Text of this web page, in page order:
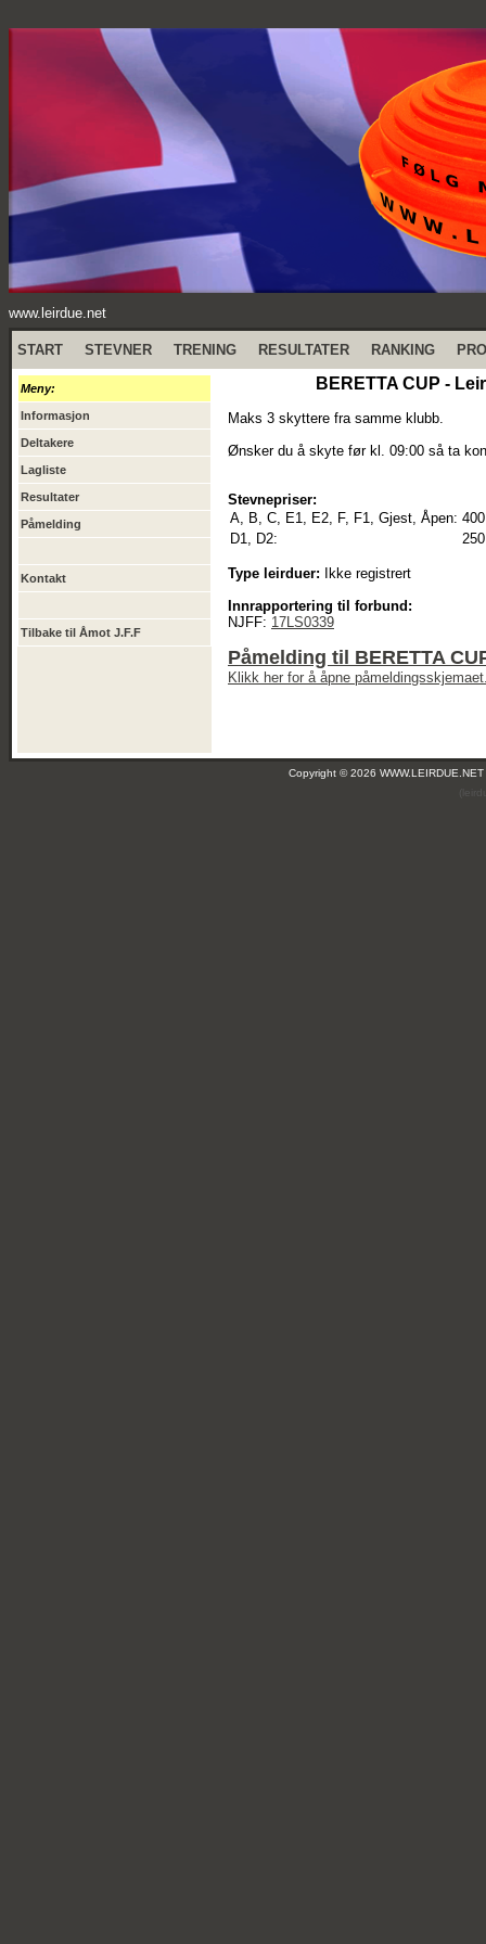
www.leirdue.net
START STEVNER TRENING RESULTATER RANKING
Meny:
Informasjon
Deltakere
Lagliste
Resultater
Påmelding
Kontakt
Tilbake til Åmot J.F.F
BERETTA CUP -
Maks 3 skyttere fra samme klubb.
Ønsker du å skyte før kl. 09:00 så ta
Stevnepriser:
A, B, C, E1, E2, F, F1, Gjest, Åpen:
D1, D2:
Type leirduer: Ikke registrert
Innrapportering til forbund:
NJFF: 17LS0339
Påmelding til BERETTA
Klikk her for å åpne
Copyright © 2026